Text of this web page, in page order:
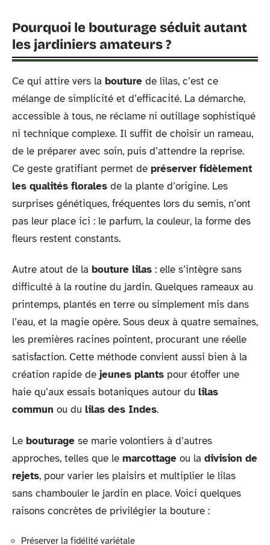
Pourquoi le bouturage séduit autant
les jardiniers amateurs ?
Ce qui attire vers la bouture de lilas, c’est ce
mélange de simplicité et d’efficacité. La démarche,
accessible à tous, ne réclame ni outillage sophistiqué
ni technique complexe. Il suffit de choisir un rameau,
de le préparer avec soin, puis d’attendre la reprise.
Ce geste gratifiant permet de préserver fidèlement
les qualités florales de la plante d’origine. Les
surprises génétiques, fréquentes lors du semis, n’ont
pas leur place ici : le parfum, la couleur, la forme des
fleurs restent constants.
Autre atout de la bouture lilas : elle s’intègre sans
difficulté à la routine du jardin. Quelques rameaux au
printemps, plantés en terre ou simplement mis dans
l’eau, et la magie opère. Sous deux à quatre semaines,
les premières racines pointent, procurant une réelle
satisfaction. Cette méthode convient aussi bien à la
création rapide de jeunes plants pour étoffer une
haie qu’aux essais botaniques autour du lilas
commun ou du lilas des Indes.
Le bouturage se marie volontiers à d’autres
approches, telles que le marcottage ou la division de
rejets, pour varier les plaisirs et multiplier le lilas
sans chambouler le jardin en place. Voici quelques
raisons concrètes de privilégier la bouture :
Préserver la fidélité variétale